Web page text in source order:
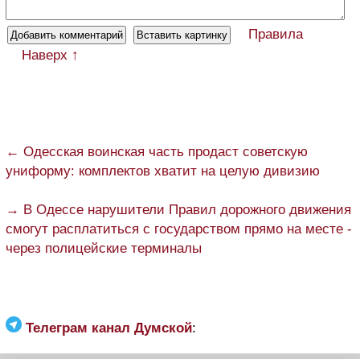
Правила
Наверх ↑
← Одесская воинская часть продаст советскую
униформу: комплектов хватит на целую дивизию
→ В Одессе нарушители Правил дорожного движения
смогут расплатиться с государством прямо на месте -
через полицейские терминалы
Телеграм канал Думской: